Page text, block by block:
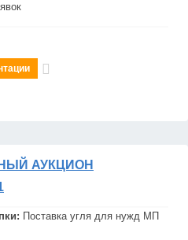
АУКЦИОН
Поставка угля для нужд МП